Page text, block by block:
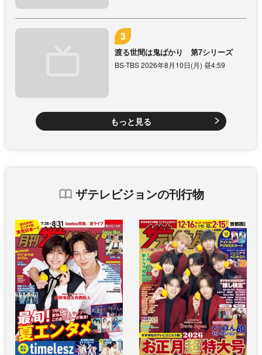
渡る世間は鬼ばかり 第7シリーズ
BS-TBS 2026年8月10日(月) 昼4:59
もっと見る
ザテレビジョンの刊行物